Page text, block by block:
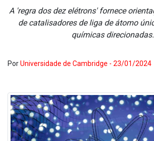
A 'regra dos dez elétrons' fornece
de catalisadores de liga de átomo
químicas direcionadas.
PorUniversidade de Cambridge - 23/01/2024